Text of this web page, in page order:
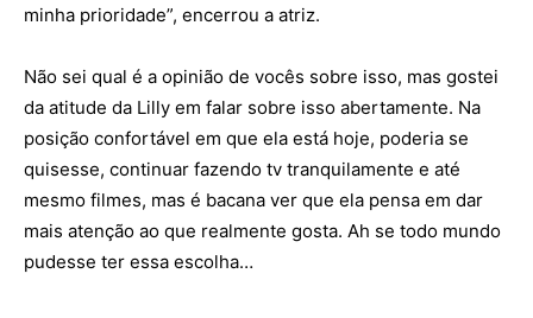
minha prioridade”, encerrou a atriz.
Não sei qual é a opinião de vocês sobre isso, mas gostei
da atitude da Lilly em falar sobre isso abertamente. Na
posição confortável em que ela está hoje, poderia se
quisesse, continuar fazendo tv tranquilamente e até
mesmo filmes, mas é bacana ver que ela pensa em dar
mais atenção ao que realmente gosta. Ah se todo mundo
pudesse ter essa escolha…